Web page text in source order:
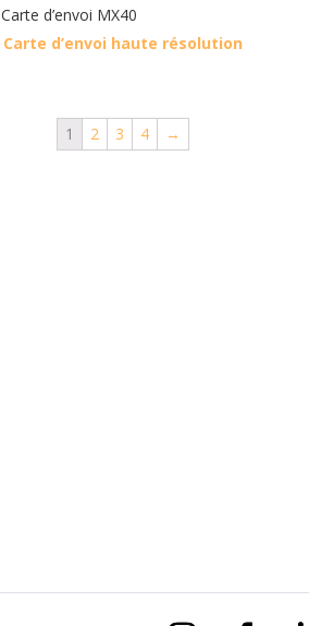
Carte d’envoi MX40
Carte d’envoi haute résolution
1 2 3 4 →